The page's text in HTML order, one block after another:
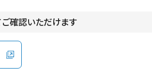
ご確認いただけます